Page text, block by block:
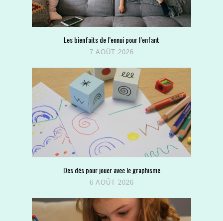
Les bienfaits de l’ennui pour l’enfant
7 AOÛT 2026
Des dés pour jouer avec le graphisme
6 AOÛT 2026